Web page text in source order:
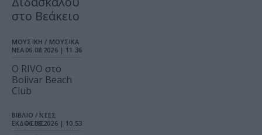
στο Βεάκειο
ΜΟΥΣΙΚΗ / ΜΟΥΣΙΚΑ
ΝΕΑ 06.08.2026 | 11.36
Ο RIVO στο
Bolivar Beach
Club
ΒΙΒΛΙΟ / ΝΕΕΣ
ΕΚΔΟΣΕΙΣ
06.08.2026 | 10.53